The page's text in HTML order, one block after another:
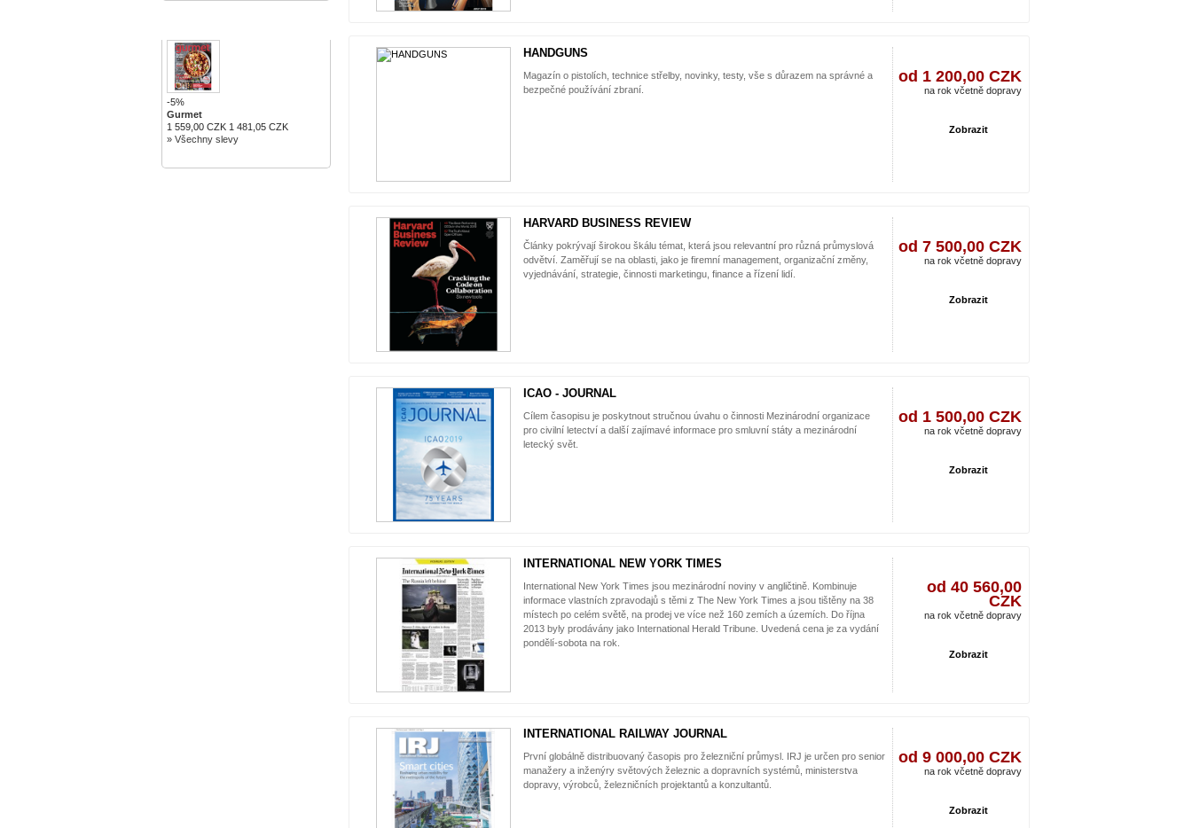
-5%
Gurmet
1 559,00 CZK 1 481,05 CZK
» Všechny slevy
HANDGUNS
Magazín o pistolích, technice střelby, novinky, testy, vše s důrazem na správné a
bezpečné používání zbraní.
od 1 200,00 CZK
na rok včetně dopravy
Zobrazit
HARVARD BUSINESS REVIEW
Články pokrývají širokou škálu témat, která jsou relevantní pro různá průmyslová
odvětví. Zaměřují se na oblasti, jako je firemní management, organizační změny,
vyjednávání, strategie, činnosti marketingu, finance a řízení lidí.
od 7 500,00 CZK
na rok včetně dopravy
Zobrazit
ICAO - JOURNAL
Cílem časopisu je poskytnout stručnou úvahu o činnosti Mezinárodní organizace
pro civilní letectví a další zajímavé informace pro smluvní státy a mezinárodní
letecký svět.
od 1 500,00 CZK
na rok včetně dopravy
Zobrazit
INTERNATIONAL NEW YORK TIMES
International New York Times jsou mezinárodní noviny v angličtině. Kombinuje
informace vlastních zpravodajů s těmi z The New York Times a jsou tištěny na 38
místech po celém světě, na prodej ve více než 160 zemích a územích. Do října
2013 byly prodávány jako International Herald Tribune. Uvedená cena je za vydání
pondělí-sobota na rok.
od 40 560,00
CZK
na rok včetně dopravy
Zobrazit
INTERNATIONAL RAILWAY JOURNAL
První globálně distribuovaný časopis pro železniční průmysl. IRJ je určen pro senior
manažery a inženýry světových železnic a dopravních systémů, ministerstva
dopravy, výrobců, železničních projektantů a konzultantů.
od 9 000,00 CZK
na rok včetně dopravy
Zobrazit